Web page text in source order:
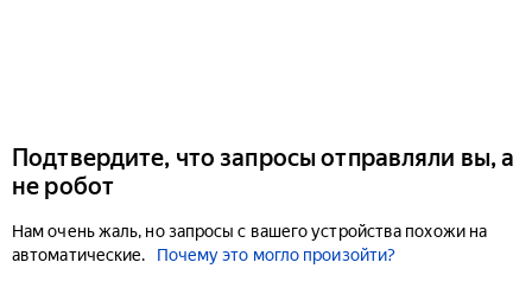
Подтвердите, что запросы отправляли вы, а
не робот
Нам очень жаль, но запросы с вашего устройства похожи на
автоматические.
Почему это могло произойти?